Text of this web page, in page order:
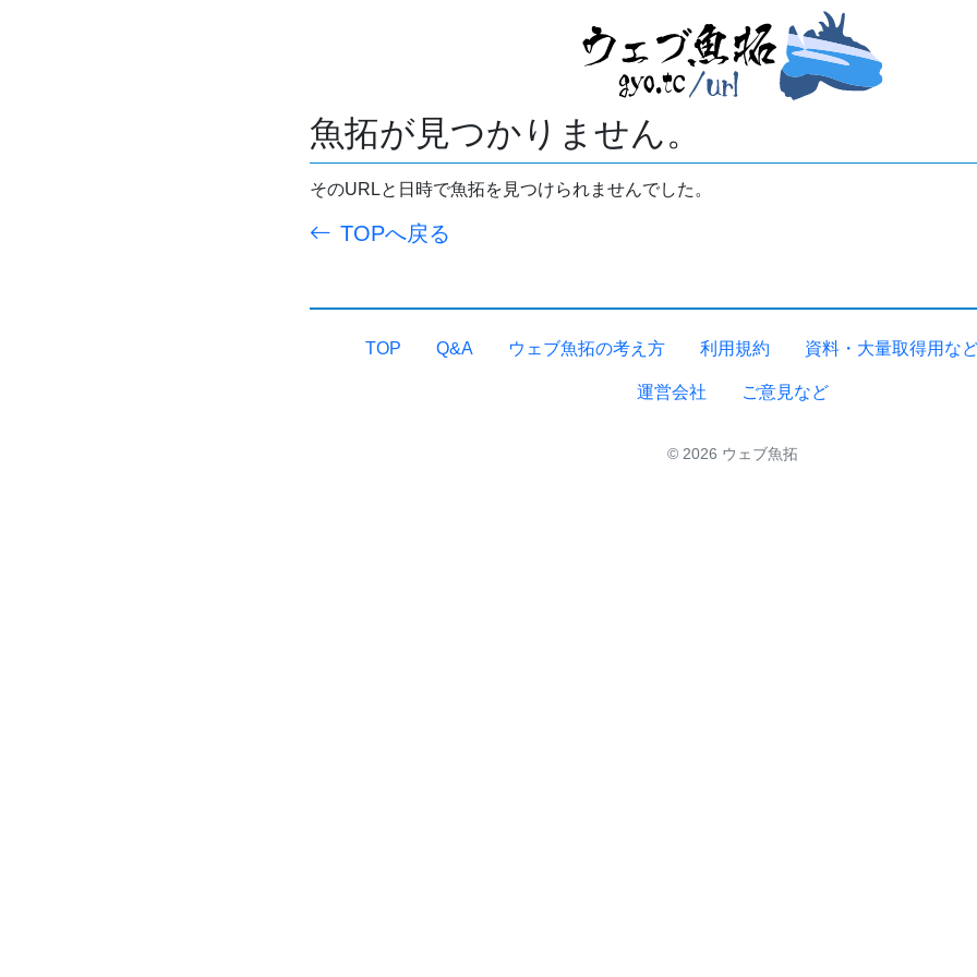
魚拓が見つかりません。
そのURLと日時で魚拓を見つけられませんでした。
TOPへ戻る
TOP Q&A ウェブ魚拓の考え方 利用規約 資料・大量取得用な
運営会社 ご意見など
© 2026 ウェブ魚拓